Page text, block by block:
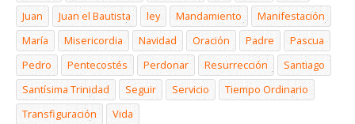
Juan
Juan el Bautista ley Mandamiento
Manifestación
María
Misericordia Navidad Oración Padre
Pascua
Pedro
Pentecostés Perdonar Resurrección
Santiago
Santísima Trinidad
Seguir Servicio
Tiempo Ordinario
Transfiguración
Vida